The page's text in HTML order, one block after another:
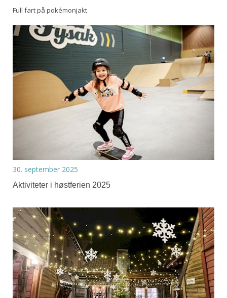
Full fart på pokémonjakt
30. september 2025
Aktiviteter i høstferien 2025